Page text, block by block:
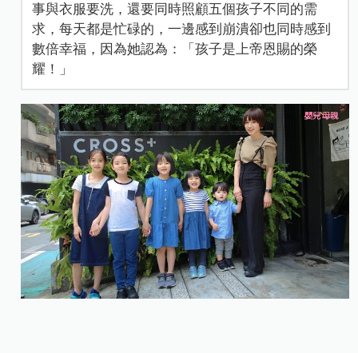
事與衣服要洗，還要同時照顧五個孩子不同的需
求，每天都是忙碌的，一邊感到崩潰卻也同時感到
數倍幸福，因為她認為：「孩子是上帝恩賜的榮
耀！」